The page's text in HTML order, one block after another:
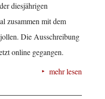
diesjährigen
zusammen mit dem
Die Ausschreibung
online gegangen.
mehr lesen